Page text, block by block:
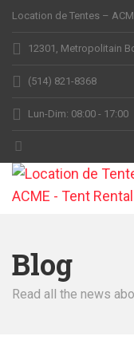
Location de Tentes –
12301, Metropolitain
(514) 821-8368
Lun-Dim: 08:00 - 17:00
Blog
Read all the news